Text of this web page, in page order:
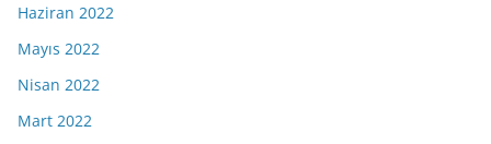
Haziran 2022
Mayıs 2022
Nisan 2022
Mart 2022